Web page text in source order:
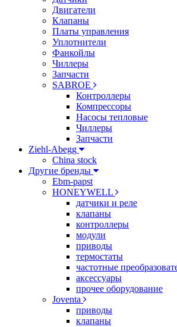
Двигатели
Клапаны
Платы управления
Уплотнители
Фанкойлы
Чиллеры
Запчасти
SABROE
Контроллеры
Компрессоры
Насосы тепловые
Чиллеры
Запчасти
Ziehl-Abegg
China stock
Другие бренды
Ebm-papst
HONEYWELL
датчики и реле
клапаны
контроллеры
модули
приводы
термостаты
частотные
аксессуары
прочее оборудование
Joventa
приводы
клапаны